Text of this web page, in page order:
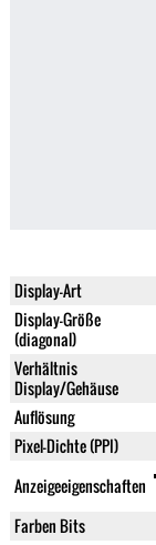
Display-Art
Display-Größe
(diagonal)
Verhältnis
Display/Gehäuse
Auflösung
Pixel-Dichte (PPI)
Anzeigeeigenschaften
Farben Bits